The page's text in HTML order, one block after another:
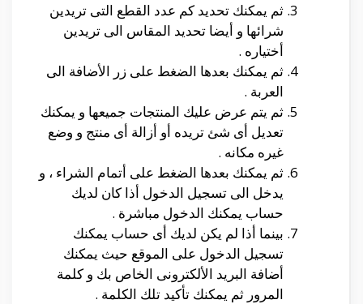
ثم يمكنك تحديد كم عدد القطع التى تريدين
شرائها و أيضا تحديد المقاس الى تريدين
أختياره .
ثم يمكنك بعدها الضغط على زر الأضافة الى
العربة .
ثم يتم عرض عليك المنتجات جميعها و يمكنك
تعديل أى شئ تريده أو أزالة أى منتج و وضع
غيره مكانه .
ثم يمكنك بعدها الضغط على أتمام الشراء ، و
يدخل الى تسجيل الدخول أذا كان لديك
حساب يمكنك الدخول مباشرة .
بينما أذا لم يكن لديك أى حساب يمكنك
تسجيل الدخول على الموقع حيث يمكنك
أضافة البريد الألكترونى الخاص بك و كلمة
المرور ثم يمكنك تأكيد تلك الكلمة .